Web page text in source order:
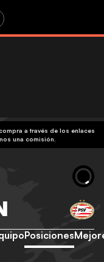
a través de los enlaces
una comisión.
Posiciones